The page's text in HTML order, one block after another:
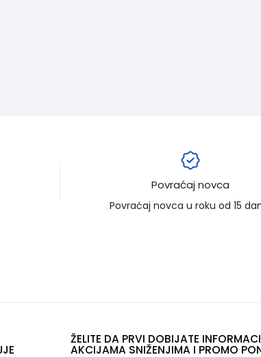
Povraćaj novca
Povraćaj novca u roku od 15
ŽELITE DA PRVI DOBIJATE
AKCIJAMA SNIŽENJIMA I PROMO